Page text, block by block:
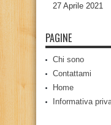
27 Aprile 2021
PAGINE
Chi sono
Contattami
Home
Informativa